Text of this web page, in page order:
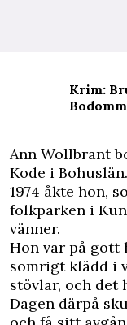
Krim:
Ann Wollbrant
Kode i
1974 åkte hon,
folkparken i
vänner.
Hon var på gott
somrigt klädd i
stövlar, och det
Dagen därpå